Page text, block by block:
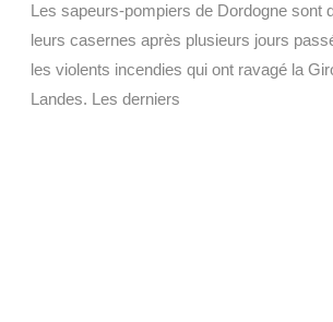
Les sapeurs-pompiers de Dordogne sont
leurs casernes après plusieurs jours
les violents incendies qui ont ravagé la
Landes. Les derniers